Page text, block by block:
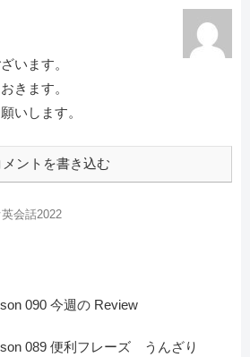
います。
きます。
いします。
メントを書き込む
会話2022
090 今週の Review
089 便利フレーズ うんざり